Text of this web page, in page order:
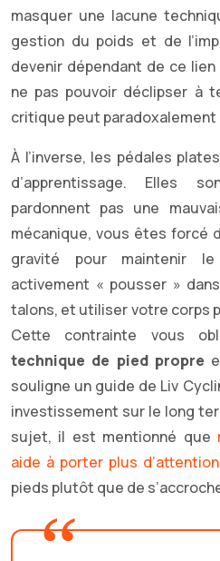
masquer une lacune
gestion du poids et de
devenir dépendant de ce
ne pas pouvoir déclipser à
critique peut
À l’inverse, les pédales
d’apprentissage. Elles
pardonnent pas une
mécanique, vous êtes forcé
gravité pour maintenir
activement « pousser »
talons, et utiliser votre corps
Cette contrainte vous
technique de pied propre
souligne un guide de Liv
investissement sur le long
sujet, il est mentionné que
aide à porter plus d’attention
pieds plutôt que de